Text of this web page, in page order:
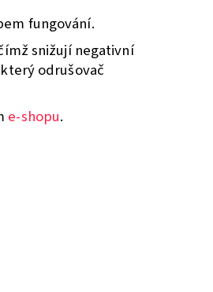
fungování.
snižují negativní
odrušovač
e-shopu.